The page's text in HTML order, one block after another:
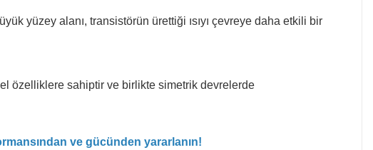
yüzey alanı, transistörün ürettiği ısıyı çevreye daha etkili bir
özelliklere sahiptir ve birlikte simetrik devrelerde
ve gücünden yararlanın!